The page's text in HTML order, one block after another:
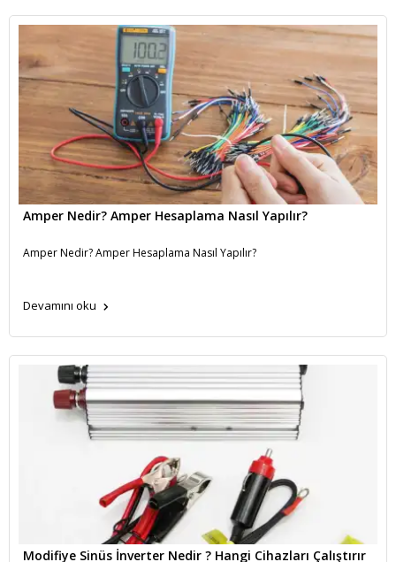
Amper Nedir? Amper Hesaplama Nasıl Yapılır?
Amper Nedir? Amper Hesaplama Nasıl Yapılır?
Devamını oku
Modifiye Sinüs İnverter Nedir ? Hangi Cihazları Çalıştırır